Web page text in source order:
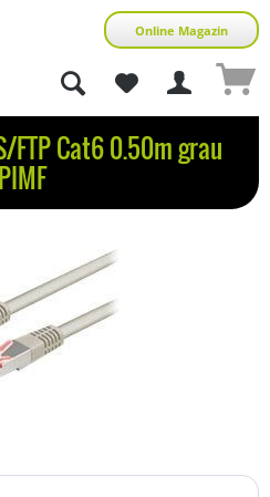
Online Magazin
FTP Cat6 0.50m grau
PIMF